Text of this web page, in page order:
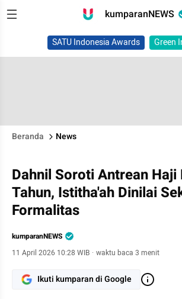
kumparanNEWS
SATU Indonesia Awards Green
Beranda News
Dahnil Soroti Antrean Haji
Tahun, Istitha'ah Dinilai
Formalitas
kumparanNEWS
11 April 2026 10:28 WIB · waktu baca 3 menit
Ikuti kumparan di Google